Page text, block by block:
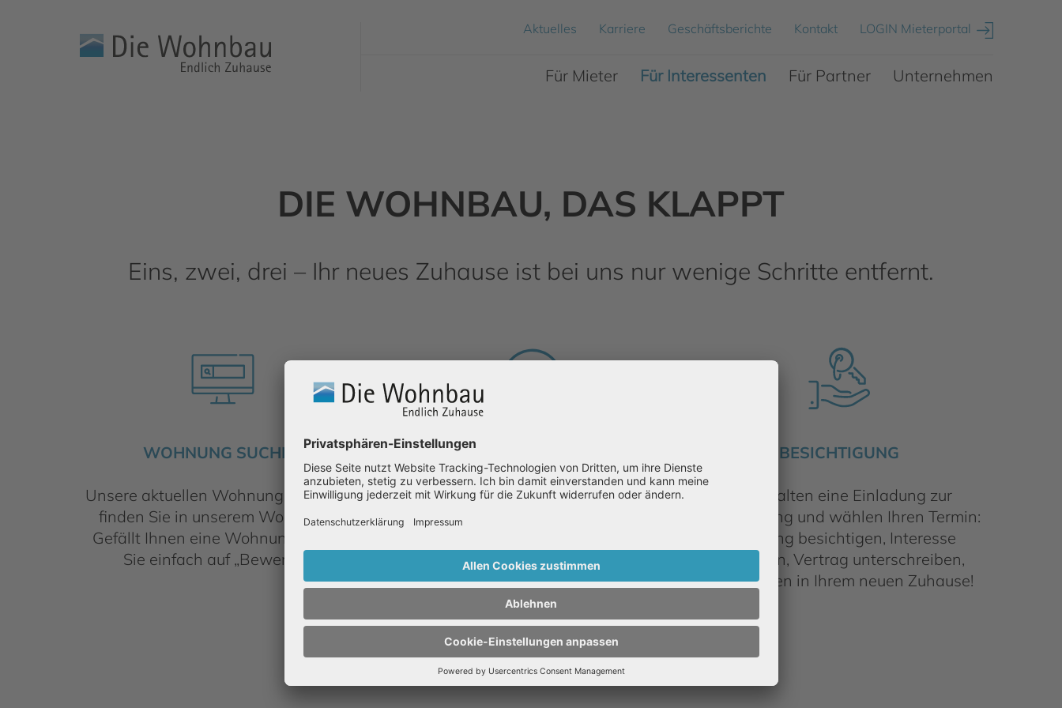
Aktuelles Karriere Geschäftsberichte Kontakt LOGIN Mieterportal
Für Mieter Für Interessenten Für Partner Unternehmen
DIE WOHNBAU, DAS KLAPPT
Eins, zwei, drei – Ihr neues Zuhause ist bei uns nur wenige Schritte entfernt.
WOHNUNG SUCHEN
Unsere aktuellen Wohnungsangebote
finden Sie in unserem Wohnfinder.
Gefällt Ihnen eine Wohnung, klicken
Sie einfach auf „Bewerben“.
REGISTRIEREN BEI IMMOMIO
Danach werden Sie zu unserem
Partner Immomio weitergeleitet. Hier
Wunschkriterien für Ihre Wohnung und
Ihre Bewerbungsdaten eingeben.
BESICHTIGUNG
Sie erhalten eine Einladung zur
Besichtigung und wählen Ihren Termin:
Wohnung besichtigen, Interesse
bekunden, Vertrag unterschreiben,
willkommen in Ihrem neuen Zuhause!